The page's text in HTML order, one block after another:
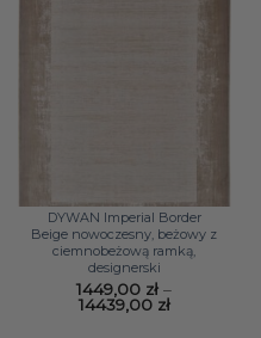
DYWAN Imperial Border
Beige nowoczesny, beżowy z
ciemnobeżową ramką,
designerski
1449,00 zł –
14439,00 złZakres